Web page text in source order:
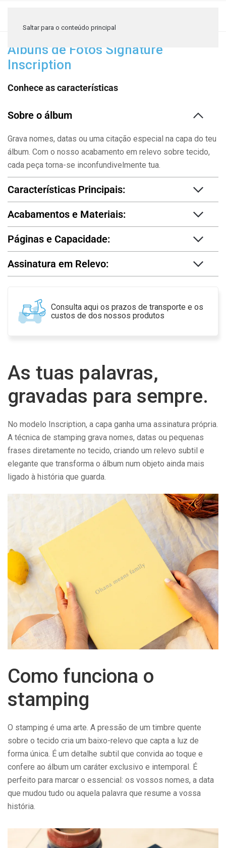
Saltar para o conteúdo principal
Álbuns de Fotos Signature
Inscription
Conhece as características
Sobre o álbum
Grava nomes, datas ou uma citação especial na capa do teu
álbum. Com o nosso acabamento em relevo sobre tecido,
cada peça torna-se inconfundivelmente tua.
Características Principais:
Acabamentos e Materiais:
Páginas e Capacidade:
Assinatura em Relevo:
Consulta aqui os prazos de transporte e os
custos de dos nossos produtos
As tuas palavras,
gravadas para sempre.
No modelo Inscription, a capa ganha uma assinatura própria.
A técnica de stamping grava nomes, datas ou pequenas
frases diretamente no tecido, criando um relevo subtil e
elegante que transforma o álbum num objeto ainda mais
ligado à história que guarda.
Como funciona o
stamping
O stamping é uma arte. A pressão de um timbre quente
sobre o tecido cria um baixo-relevo que capta a luz de
forma única. É um detalhe subtil que convida ao toque e
confere ao álbum um caráter exclusivo e intemporal. É
perfeito para marcar o essencial: os vossos nomes, a data
que mudou tudo ou aquela palavra que resume a vossa
história.